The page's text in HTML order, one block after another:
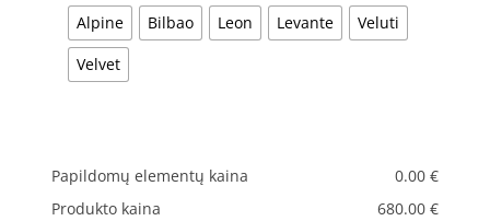
Alpine Bilbao Leon Levante
Veluti
Velvet
Papildomų elementų kaina 0.00€
Produkto kaina
680.00€